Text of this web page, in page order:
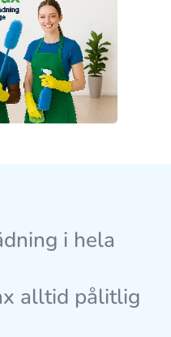
i hela
alltid pålitlig